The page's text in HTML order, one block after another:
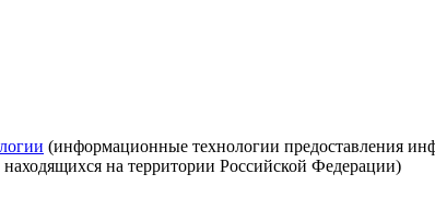
(информационные технологии предоставления
на территории Российской Федерации)